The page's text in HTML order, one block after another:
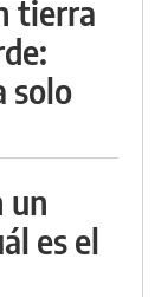
tierra
solo
un
es el